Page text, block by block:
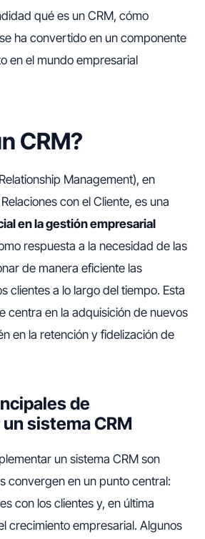
qué es un CRM, cómo
ha convertido en un componente
en el mundo empresarial
CRM?
Management), en
con el Cliente, es una
en la gestión empresarial
respuesta a la necesidad de las
de manera eficiente las
clientes a lo largo del tiempo. Esta
centra en la adquisición de nuevos
en la retención y fidelización de
de
sistema CRM
un sistema CRM son
convergen en un punto central:
con los clientes y, en última
crecimiento empresarial. Algunos